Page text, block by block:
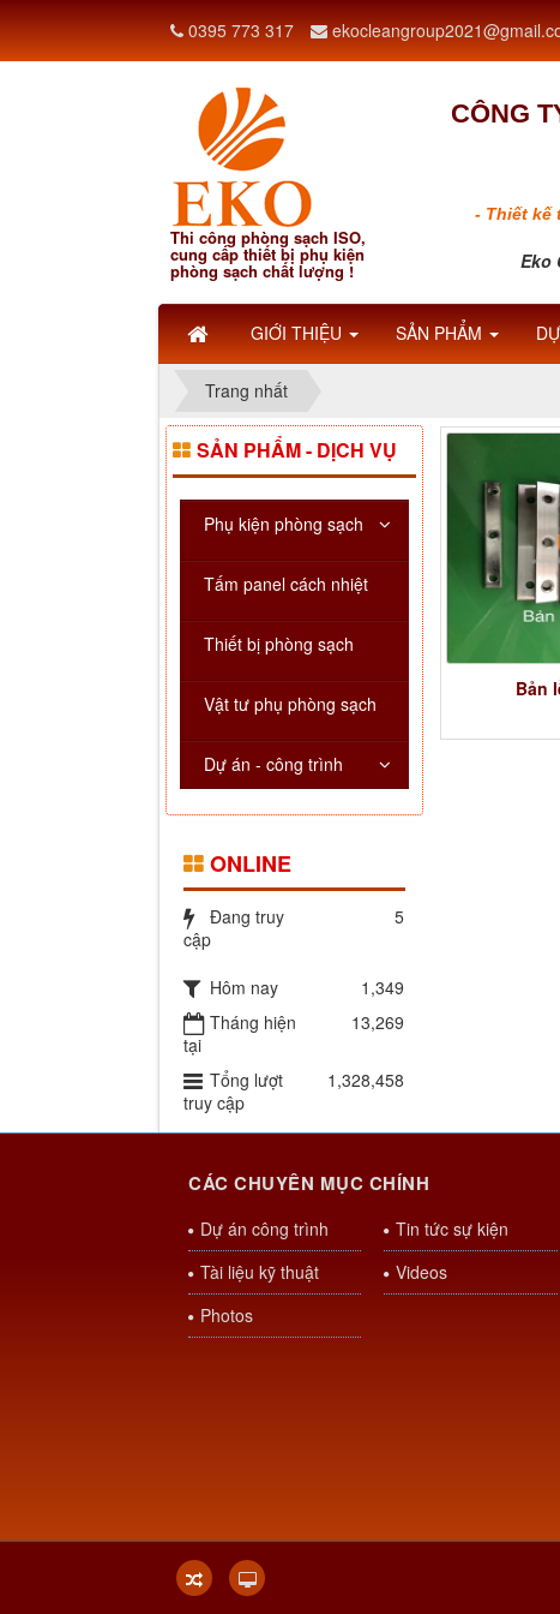
Thi công phòng sạch ISO,
cung cấp thiết bị phụ kiện
phòng sạch chất lượng !
CÔNG
- Thiết kế
Eko
GIỚI THIỆU SẢN PHẨM
0395 773 317
Trang nhất
Bản
SẢN PHẨM - DỊCH VỤ
Phụ kiện phòng sạch
Tấm panel cách nhiệt
Thiết bị phòng sạch
Vật tư phụ phòng sạch
Dự án - công trình
ONLINE
Đang truy
cập
5
Hôm nay
1,349
Tháng hiện
tại
13,269
Tổng lượt
truy cập
1,328,458
CÁC CHUYÊN MỤC CHÍNH
Dự án công trình
Tin tức sự kiện
Tài liệu kỹ thuật
Videos
Photos